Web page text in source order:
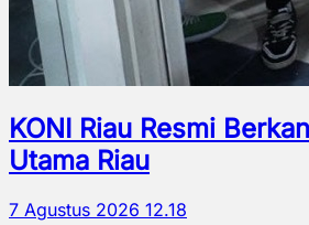
KONI Riau Resmi
Utama Riau
7 Agustus 2026 12.18